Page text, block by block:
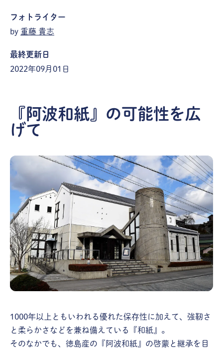
フォトライター
by 重藤 貴志
最終更新日
2022年09月01日
『阿波和紙』の可能性を広
げて
1000年以上ともいわれる優れた保存性に加えて、強靭さ
と柔らかさなどを兼ね備えている『和紙』。
そのなかでも、徳島産の『阿波和紙』の啓蒙と継承を目